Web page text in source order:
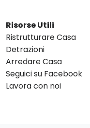
Risorse Utili
Ristrutturare Casa
Detrazioni
Arredare Casa
Seguici su Facebook
Lavora con noi